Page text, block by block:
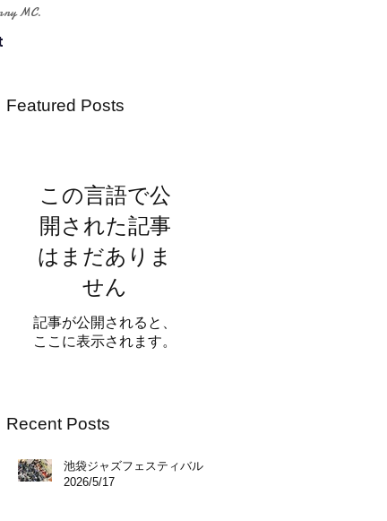
MC.
Featured Posts
この言語で公
開された記事
はまだありま
せん
記事が公開されると、
ここに表示されます。
Recent Posts
池袋ジャズフェスティバル
2026/5/17